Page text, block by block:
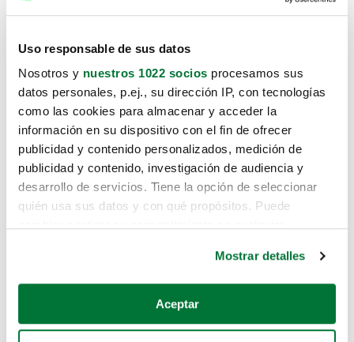
Uso responsable de sus datos
Nosotros y nuestros 1022 socios procesamos sus
datos personales, p.ej., su dirección IP, con tecnologías
como las cookies para almacenar y acceder la
información en su dispositivo con el fin de ofrecer
publicidad y contenido personalizados, medición de
publicidad y contenido, investigación de audiencia y
desarrollo de servicios. Tiene la opción de seleccionar
quién usa sus datos y con qué propósitos. Puede
Si lo permite, también quisiéramos:
Recopilar información sobre su ubicación geográfica
Mostrar detalles
Aceptar
Lo sentimos, no sabemos como
te hemos traido hasta aquí.
Pero puedes encontrar el coche que estás
buscando en alguno de estos enlaces:
Coches de segunda mano
Coches de km0